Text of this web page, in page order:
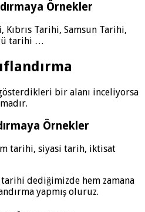
Örnekler
Tarihi, Samsun Tarihi,
tarihi …
bir alanı inceliyorsa
Örnekler
tarihi, siyasi tarih, iktisat
tarihi dediğimizde hem zamana
yapmış oluruz.